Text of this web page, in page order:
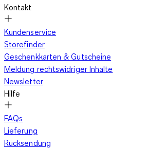
Kontakt
Kundenservice
Storefinder
Geschenkkarten & Gutscheine
Meldung rechtswidriger Inhalte
Newsletter
Hilfe
FAQs
Lieferung
Rücksendung